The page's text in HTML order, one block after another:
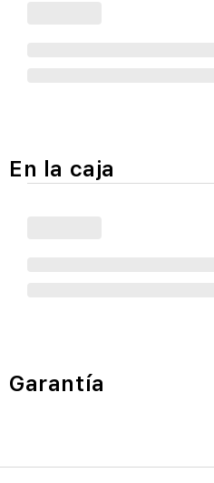
En la caja
Garantía